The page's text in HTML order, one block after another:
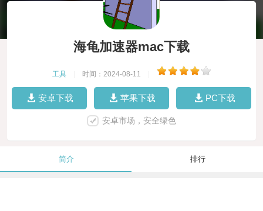
海龟加速器mac下载
工具 时间：2024-08-11
安卓下载 苹果下载 PC下载
安卓市场，安全绿色
简介 排行